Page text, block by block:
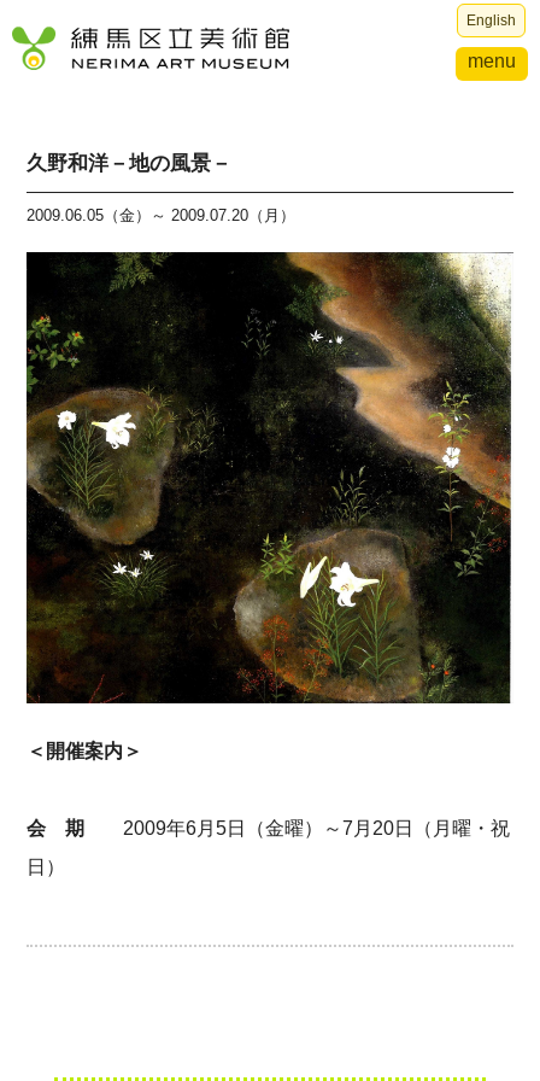
English
menu
久野和洋－地の風景－
2009.06.05（金）～ 2009.07.20（月）
＜開催案内＞
会 期
2009年6月5日（金曜）～7月20日（月曜・祝
日）